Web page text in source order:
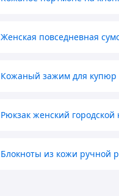
Женская повседневная
Кожаный зажим для купюр
Рюкзак женский
Блокноты из кожи ручной